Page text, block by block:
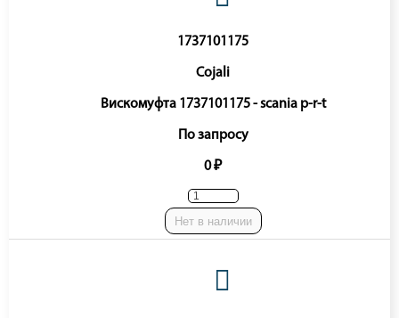
1737101175
Cojali
Вискомуфта 1737101175 - scania p-r-t
По запросу
0 ₽
Нет в наличии